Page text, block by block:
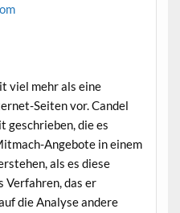
viel mehr als eine
Seiten vor. Candel
geschrieben, die es
Angebote in einem
als es diese
Verfahren, das er
die Analyse andere